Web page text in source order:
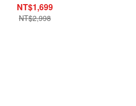
NT$1,699
NT$2,998